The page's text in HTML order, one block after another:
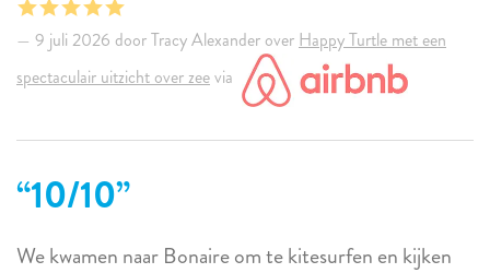
9 juli 2026 door Tracy Alexander over Happy Turtle met een
spectaculair uitzicht over zeevia
10/10
We kwamen naar Bonaire om te kitesurfen en kijken